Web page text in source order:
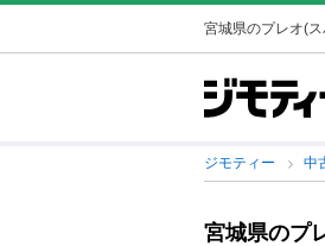
宮城県のプレオ(
ジモティー 中
宮城県のプ